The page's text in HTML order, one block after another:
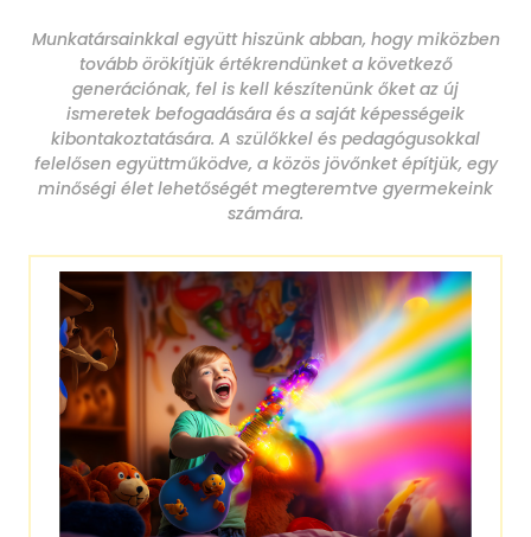
Munkatársainkkal együtt hiszünk abban, hogy miközben
tovább örökítjük értékrendünket a következő
generációnak, fel is kell készítenünk őket az új
ismeretek befogadására és a saját képességeik
kibontakoztatására. A szülőkkel és pedagógusokkal
felelősen együttműködve, a közös jövőnket építjük, egy
minőségi élet lehetőségét megteremtve gyermekeink
számára.